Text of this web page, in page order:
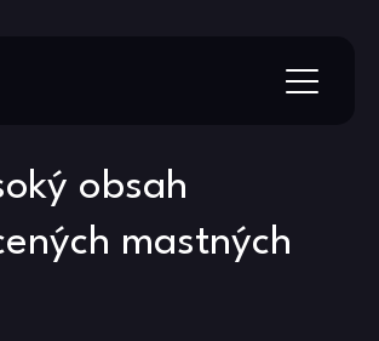
obsah
mastných